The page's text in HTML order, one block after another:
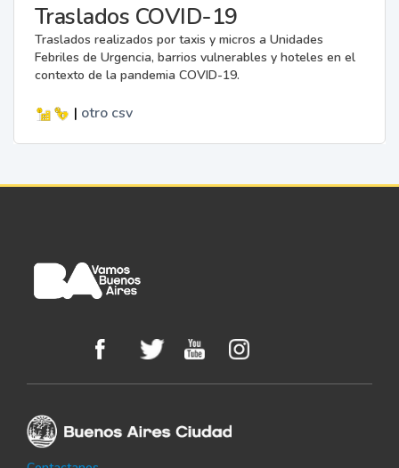
Traslados COVID-19
Traslados realizados por taxis y micros a Unidades
Febriles de Urgencia, barrios vulnerables y hoteles en el
contexto de la pandemia COVID-19.
| otro csv